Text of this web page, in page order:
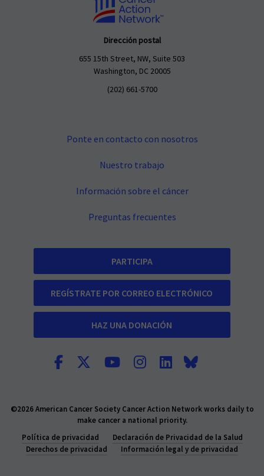
Dirección postal
655 15th Street, NW, Suite 503
Washington, DC 20005
(202) 661-5700
Ponte en contacto con nosotros
Nuestro trabajo
Información sobre el cáncer
Preguntas frecuentes
PARTICIPA
REGÍSTRATE POR CORREO ELECTRÓNICO
HAZ UNA DONACIÓN
©2026 American Cancer Society Cancer Action Network works daily to
make cancer a national priority.
Política de privacidad
Declaración de Privacidad de la Salud
Derechos de privacidad
Información legal y de privacidad